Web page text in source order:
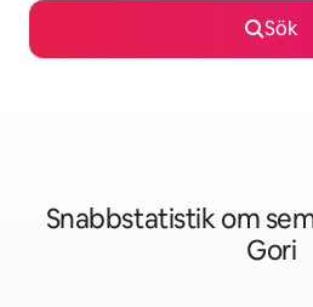
Sök
Snabbstatistik om
Gori